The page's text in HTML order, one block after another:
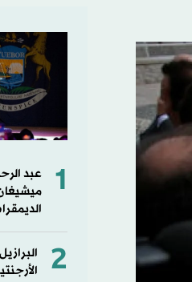
1
عبد
2